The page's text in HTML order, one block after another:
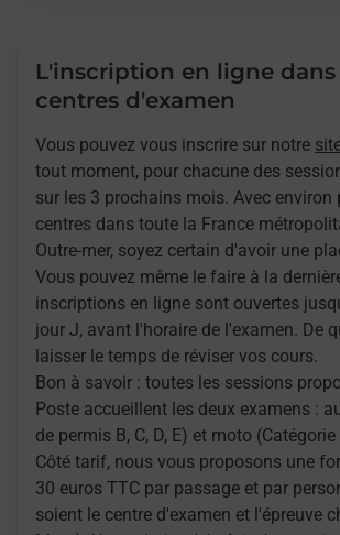
L'inscription en ligne
centres d'examen
Vous pouvez vous inscrire sur notre
tout moment, pour chacune des
sur les 3 prochains mois. Avec environ
centres dans toute la France
Outre-mer, soyez certain d'avoir une
Vous pouvez même le faire à la
inscriptions en ligne sont ouvertes
jour J, avant l'horaire de l'examen. De
laisser le temps de réviser vos cours.
Bon à savoir : toutes les sessions
Poste accueillent les deux examens :
de permis B, C, D, E) et moto
Côté tarif, nous vous proposons une
30 euros TTC par passage et par
soient le centre d'examen et l'épreuve